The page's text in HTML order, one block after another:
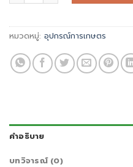
หมวดหมู่: อุปกรณ์การเกษตร
คำอธิบาย
บทวิจารณ์ (0)